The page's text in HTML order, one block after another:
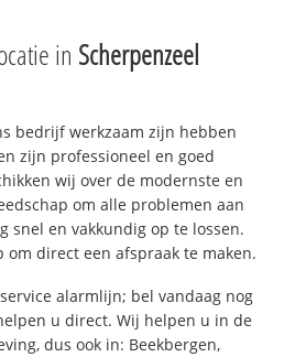
in Scherpenzeel
bedrijf werkzaam zijn hebben
zijn professioneel en goed
wij over de modernste en
om alle problemen aan
snel en vakkundig op te lossen.
om direct een afspraak te maken.
alarmlijn; bel vandaag nog
u direct. Wij helpen u in de
dus ook in: Beekbergen,